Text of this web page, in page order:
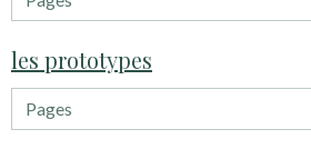
les prototypes